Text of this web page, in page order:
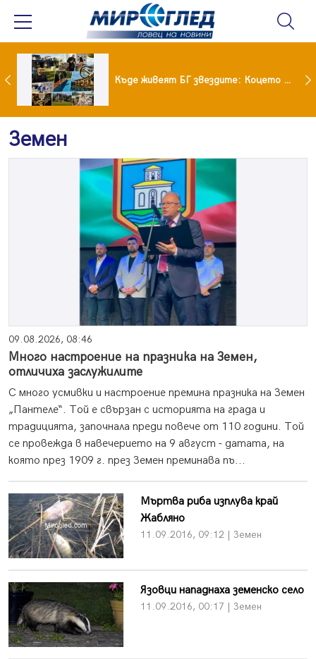
Ето го новият на Мартина от "Ергенът" Къде живеят БГ звездите: Коцето с дворец, Лозанова с имение, Миро с дом за над 2 млн. евро
Земен
09.08.2026, 08:46
Много настроение на празника на Земен,
отличиха заслужилите
С много усмивки и настроение премина празника на Земен
„Пантеле“. Той е свързан с историята на града и
традицията, започнала преди повече от 110 години. Той
се провежда в навечерието на 9 август - датата, на
която през 1909 г. през Земен преминава пъ...
Мъртва риба изплува край
Жабляно
11.09.2016, 09:12 | Земен
Язовци нападнаха земенско село
11.09.2016, 00:17 | Земен